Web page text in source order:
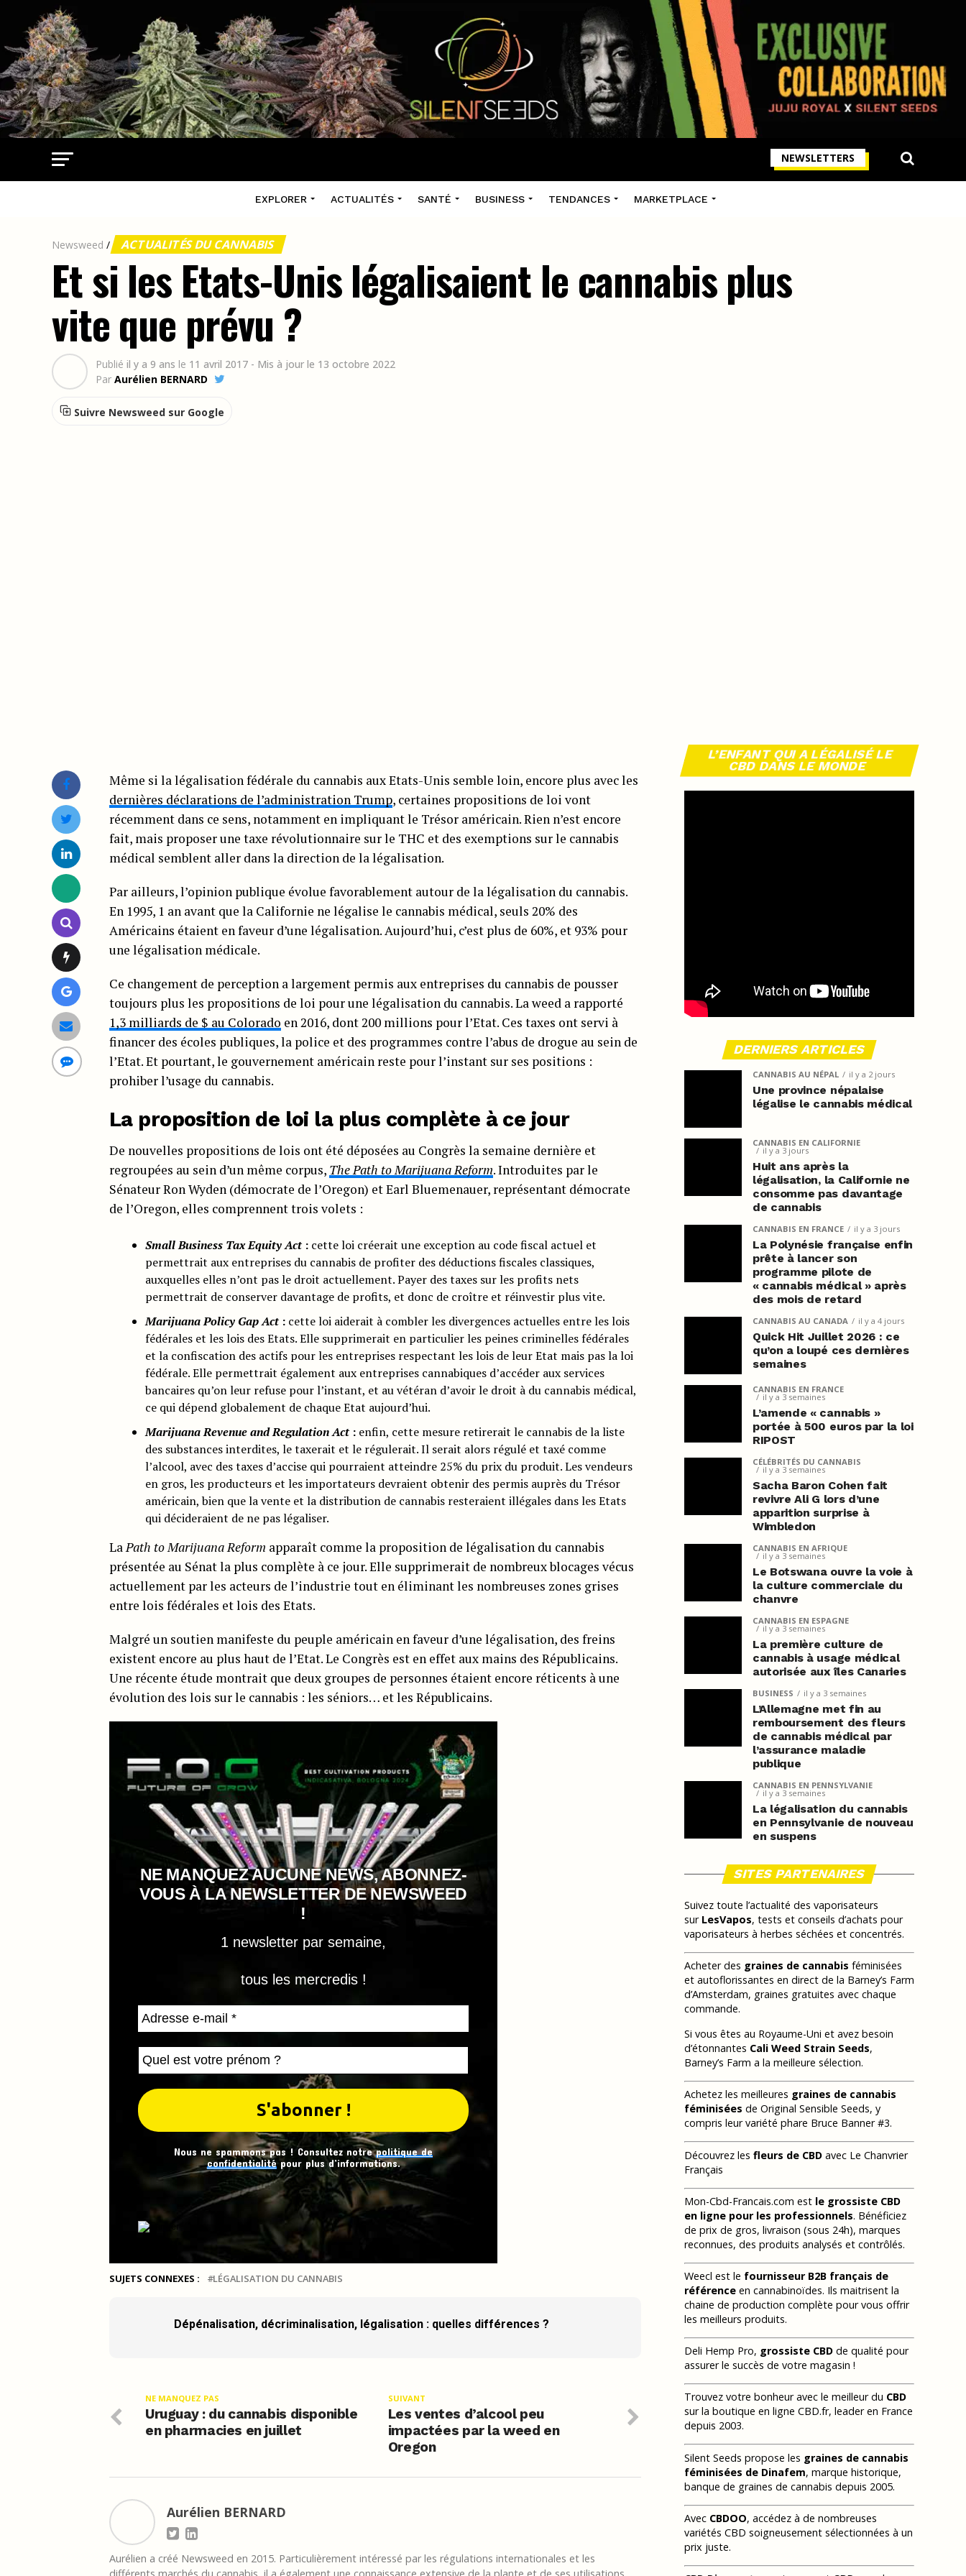
NEWSLETTERS
EXPLORER ACTUALITÉS SANTÉ BUSINESS TENDANCES MARKETPLACE
Newsweed / ACTUALITÉS DU CANNABIS
Et si les Etats-Unis légalisaient le cannabis plus
vite que prévu ?
Publié il y a 9 ans le 11 avril 2017 - Mis à jour le 13 octobre 2022
Par Aurélien BERNARD
Suivre Newsweed sur Google
Même si la légalisation fédérale du cannabis aux Etats-Unis semble loin, encore plus avec les
dernières déclarations de l’administration Trump, certaines propositions de loi vont
récemment dans ce sens, notamment en impliquant le Trésor américain. Rien n’est encore
fait, mais proposer une taxe révolutionnaire sur le THC et des exemptions sur le cannabis
médical semblent aller dans la direction de la légalisation.
Par ailleurs, l’opinion publique évolue favorablement autour de la légalisation du cannabis.
En 1995, 1 an avant que la Californie ne légalise le cannabis médical, seuls 20% des
Américains étaient en faveur d’une légalisation. Aujourd’hui, c’est plus de 60%, et 93% pour
une légalisation médicale.
Ce changement de perception a largement permis aux entreprises du cannabis de pousser
toujours plus les propositions de loi pour une légalisation du cannabis. La weed a rapporté
1,3 milliards de $ au Colorado en 2016, dont 200 millions pour l’Etat. Ces taxes ont servi à
financer des écoles publiques, la police et des programmes contre l’abus de drogue au sein de
l’Etat. Et pourtant, le gouvernement américain reste pour l’instant sur ses positions :
prohiber l’usage du cannabis.
La proposition de loi la plus complète à ce jour
De nouvelles propositions de lois ont été déposées au Congrès la semaine dernière et
regroupées au sein d’un même corpus, The Path to Marijuana Reform. Introduites par le
Sénateur Ron Wyden (démocrate de l’Oregon) et Earl Bluemenauer, représentant démocrate
de l’Oregon, elles comprennent trois volets :
Small Business Tax Equity Act: cette loi créerait une exception au code fiscal actuel et
permettrait aux entreprises du cannabis de profiter des déductions fiscales classiques,
auxquelles elles n’ont pas le droit actuellement. Payer des taxes sur les profits nets
permettrait de conserver davantage de profits, et donc de croître et réinvestir plus vite.
Marijuana Policy Gap Act : cette loi aiderait à combler les divergences actuelles entre les lois
fédérales et les lois des Etats. Elle supprimerait en particulier les peines criminelles fédérales
et la confiscation des actifs pour les entreprises respectant les lois de leur Etat mais pas la loi
fédérale. Elle permettrait également aux entreprises cannabiques d’accéder aux services
bancaires qu’on leur refuse pour l’instant, et au vétéran d’avoir le droit à du cannabis médical,
ce qui dépend globalement de chaque Etat aujourd’hui.
Marijuana Revenue and Regulation Act : enfin, cette mesure retirerait le cannabis de la liste
des substances interdites, le taxerait et le régulerait. Il serait alors régulé et taxé comme
l’alcool, avec des taxes d’accise qui pourraient atteindre 25% du prix du produit. Les vendeurs
en gros, les producteurs et les importateurs devraient obtenir des permis auprès du Trésor
américain, bien que la vente et la distribution de cannabis resteraient illégales dans les Etats
qui décideraient de ne pas légaliser.
LaPath to Marijuana Reform apparaît comme la proposition de légalisation du cannabis
présentée au Sénat la plus complète à ce jour. Elle supprimerait de nombreux blocages vécus
actuellement par les acteurs de l’industrie tout en éliminant les nombreuses zones grises
entre lois fédérales et lois des Etats.
Malgré un soutien manifeste du peuple américain en faveur d’une légalisation, des freins
existent encore au plus haut de l’Etat. Le Congrès est en effet aux mains des Républicains.
Une récente étude montrait que deux groupes de personnes étaient encore réticents à une
évolution des lois sur le cannabis : les séniors… et les Républicains.
NE MANQUEZ AUCUNE NEWS, ABONNEZ-
VOUS À LA NEWSLETTER DE NEWSWEED
!
1 newsletter par semaine,
tous les mercredis !
Nous ne spammons pas ! Consultez notrepolitique de
confidentialitépour plus d’informations.
SUJETS CONNEXES : LÉGALISATION DU CANNABIS
Dépénalisation, décriminalisation, légalisation : quelles différences ?
SUIVANT
Les ventes d’alcool peu
impactées par la weed en
Oregon
NE MANQUEZ PAS
Uruguay : du cannabis disponible
en pharmacies en juillet
Aurélien BERNARD
Aurélien a créé Newsweed en 2015. Particulièrement intéressé par les régulations internationales et les
L’ENFANT QUI A LÉGALISÉ LE
CBD DANS LE MONDE
DERNIERS ARTICLES
CANNABIS AU NÉPAL il y a 2 jours
Une province népalaise
légalise le cannabis médical
CANNABIS EN CALIFORNIE
il y a 3 jours
Huit ans après la
légalisation, la Californie ne
consomme pas davantage
de cannabis
CANNABIS EN FRANCE il y a 3 jours
La Polynésie française enfin
prête à lancer son
programme pilote de
« cannabis médical » après
des mois de retard
CANNABIS AU CANADA il y a 4 jours
Quick Hit Juillet 2026 : ce
qu’on a loupé ces dernières
semaines
CANNABIS EN FRANCE
il y a 3 semaines
L’amende « cannabis »
portée à 500 euros par la loi
RIPOST
CÉLÉBRITÉS DU CANNABIS
il y a 3 semaines
Sacha Baron Cohen fait
revivre Ali G lors d’une
apparition surprise à
Wimbledon
CANNABIS EN AFRIQUE
il y a 3 semaines
Le Botswana ouvre la voie à
la culture commerciale du
chanvre
CANNABIS EN ESPAGNE
il y a 3 semaines
La première culture de
cannabis à usage médical
autorisée aux îles Canaries
BUSINESS il y a 3 semaines
L’Allemagne met fin au
remboursement des fleurs
de cannabis médical par
l’assurance maladie
publique
CANNABIS EN PENNSYLVANIE
il y a 3 semaines
La légalisation du cannabis
en Pennsylvanie de nouveau
en suspens
SITES PARTENAIRES
Suivez toute l’actualité des vaporisateurs
sur LesVapos, tests et conseils d’achats pour
vaporisateurs à herbes séchées et concentrés.
Acheter des graines de cannabis féminisées
et autoflorissantes en direct de la Barney’s Farm
d’Amsterdam, graines gratuites avec chaque
commande.
Si vous êtes au Royaume-Uni et avez besoin
d’étonnantes Cali Weed Strain Seeds,
Barney’s Farm a la meilleure sélection.
Achetez les meilleures graines de cannabis
féminisées de Original Sensible Seeds, y
compris leur variété phare Bruce Banner #3.
Découvrez les fleurs de CBD avec Le Chanvrier
Français
Mon-Cbd-Francais.com est le grossiste CBD
en ligne pour les professionnels. Bénéficiez
de prix de gros, livraison (sous 24h), marques
reconnues, des produits analysés et contrôlés.
Weecl est le fournisseur B2B français de
référence en cannabinoïdes. Ils maitrisent la
chaine de production complète pour vous offrir
les meilleurs produits.
Deli Hemp Pro, grossiste CBD de qualité pour
assurer le succès de votre magasin !
Trouvez votre bonheur avec le meilleur du CBD
sur la boutique en ligne CBD.fr, leader en France
depuis 2003.
Silent Seeds propose les graines de cannabis
féminisées de Dinafem, marque historique,
banque de graines de cannabis depuis 2005.
Avec CBDOO, accédez à de nombreuses
variétés CBD soigneusement sélectionnées à un
prix juste.